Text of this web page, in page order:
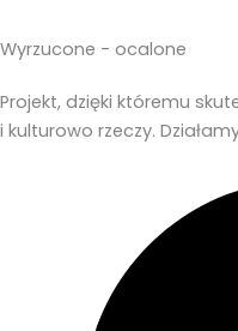
Wyrzucone - ocalone
Projekt, dzięki któremu
i kulturowo rzeczy.